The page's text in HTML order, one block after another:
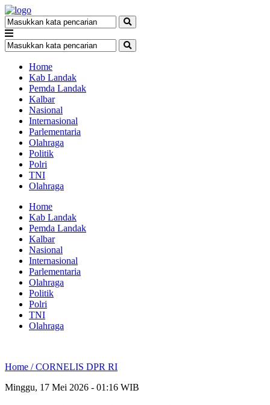
Home
Kab Landak
Pemda Landak
Kalbar
Nasional
Internasional
Parlementaria
Olahraga
Politik
Polri
TNI
Olahraga
Home
Kab Landak
Pemda Landak
Kalbar
Nasional
Internasional
Parlementaria
Olahraga
Politik
Polri
TNI
Olahraga
Home /CORNELIS DPR RI
Minggu, 17 Mei 2026 - 01:16 WIB